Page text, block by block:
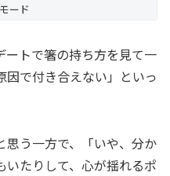
ード
ートで箸の持ち方を見て一
で付き合えない」といっ
思う一方で、「いや、分か
たりして、心が揺れるポ